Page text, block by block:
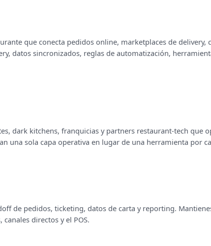
que conecta pedidos online, marketplaces de delivery,
datos sincronizados, reglas de automatización,
dark kitchens, franquicias y partners restaurant-tech que
una sola capa operativa en lugar de una herramienta por
de pedidos, ticketing, datos de carta y reporting.
directos y el POS.